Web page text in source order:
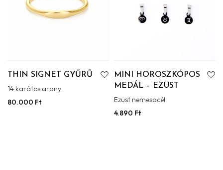
THIN SIGNET GYŰRŰ
14 karátos arany
80.000 Ft
MINI HOROSZKÓPOS
MEDÁL – EZÜST
Ezüst nemesacél
4.890 Ft